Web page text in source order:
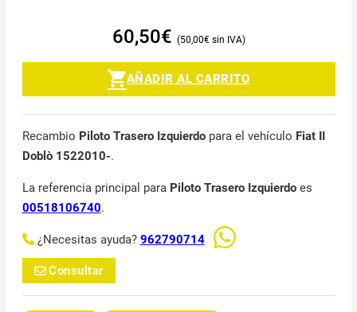
60,50€ 50,00€
AÑADIR AL CARRITO
Recambio Piloto Trasero Izquierdopara el vehículo Fiat II
Doblò 1522010-.
La referencia principal para Piloto Trasero Izquierdoes
00518106740.
¿Necesitas ayuda? 962790714
Consultar